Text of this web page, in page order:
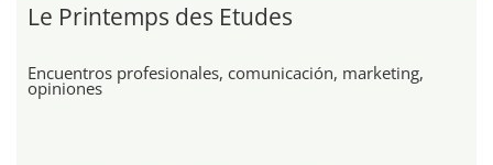
Le Printemps des Etudes
Encuentros profesionales, comunicación, marketing,
opiniones